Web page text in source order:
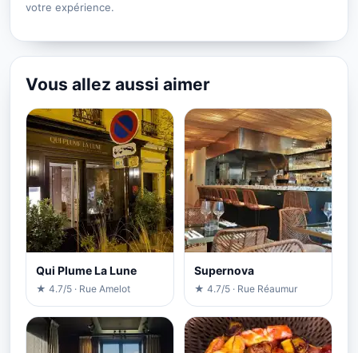
votre expérience.
Vous allez aussi aimer
Qui Plume La Lune
★ 4.7/5 · Rue Amelot
Supernova
★ 4.7/5 · Rue Réaumur